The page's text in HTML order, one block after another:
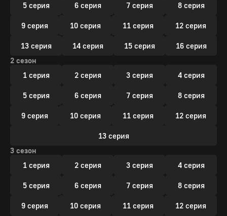
5 серия 6 серия 7 серия 8 серия
9 серия 10 серия 11 серия 12 серия
13 серия 14 серия 15 серия
16 серия
2 сезон
1 серия
2 серия 3 серия 4 серия
5 серия 6 серия 7 серия 8 серия
9 серия 10 серия 11 серия 12 серия
13 серия
3 сезон
1 серия
2 серия 3 серия 4 серия
5 серия 6 серия 7 серия 8 серия
9 серия 10 серия 11 серия 12 серия